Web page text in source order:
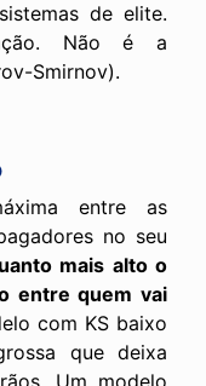
de elite.
Não é a
Smirnov).
entre as
no seu
mais alto o
entre quem vai
com KS baixo
que deixa